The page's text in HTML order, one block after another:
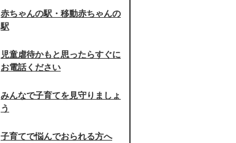
赤ちゃんの駅・移動赤ちゃんの
駅
児童虐待かもと思ったらすぐに
お電話ください
みんなで子育てを見守りましょ
う
子育てで悩んでおられる方へ